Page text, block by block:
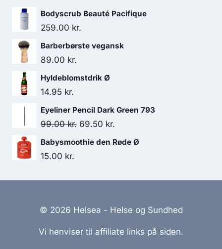
138.00 kr..130.95 kr..
Bodyscrub Beauté Pacifique
259.00 kr.
Barberbørste vegansk
89.00 kr.
Hyldeblomstdrik Ø
14.95 kr.
Eyeliner Pencil Dark Green 793
99.00kr. Den
oprindelige
99.00 kr..
69.50 kr.
aktuelle
69.50 kr..
Babysmoothie den Røde Ø
15.00 kr.
© 2026 Helsea - Helse og Sundhed
Vi henviser til affiliate links på siden.